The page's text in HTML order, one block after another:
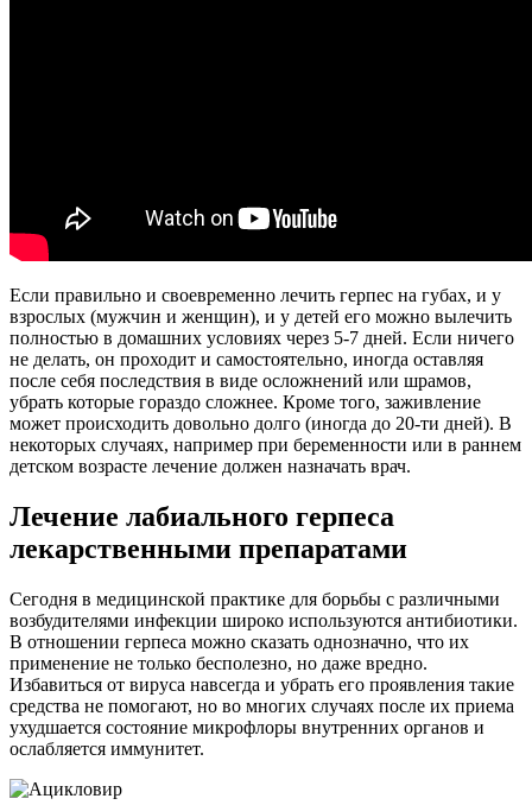
Если правильно и своевременно лечить герпес на губах, и у
взрослых (мужчин и женщин), и у детей его можно вылечить
полностью в домашних условиях через 5-7 дней. Если ничего
не делать, он проходит и самостоятельно, иногда оставляя
после себя последствия в виде осложнений или шрамов,
убрать которые гораздо сложнее. Кроме того, заживление
может происходить довольно долго (иногда до 20-ти дней). В
некоторых случаях, например при беременности или в раннем
детском возрасте лечение должен назначать врач.
Лечение лабиального герпеса
лекарственными препаратами
Сегодня в медицинской практике для борьбы с различными
возбудителями инфекции широко используются антибиотики.
В отношении герпеса можно сказать однозначно, что их
применение не только бесполезно, но даже вредно.
Избавиться от вируса навсегда и убрать его проявления такие
средства не помогают, но во многих случаях после их приема
ухудшается состояние микрофлоры внутренних органов и
ослабляется иммунитет.